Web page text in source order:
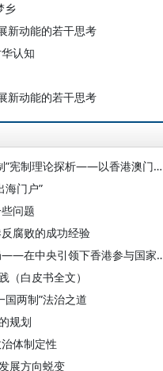
乡
新动能的若干思考
认知
新动能的若干思考
朱应平：习近平法治思想中“一国两制”宪制理论探析——以香港澳门特区依法治理为例
海门户”
问题
腐败的成功经验
刘兆佳：从被动到主动从局部到全局——
（白皮书全文）
国两制”法治之道
规划
体制定性
展方向蜕变